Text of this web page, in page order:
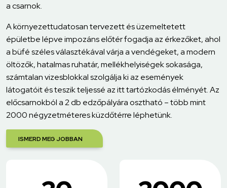
a csarnok.
A környezettudatosan tervezett és üzemeltetett
épületbe lépve impozáns előtér fogadja az érkezőket, ahol
a büfé széles választékával várja a vendégeket, a modern
öltözők, hatalmas ruhatár, mellékhelyiségek sokasága,
számtalan vizesblokkal szolgálja ki az események
látogatóit és teszik teljessé az itt tartózkodás élményét. Az
előcsarnokból a 2 db edzőpályára osztható – több mint
2000 négyzetméteres küzdőtérre léphetünk.
ISMERD MEG JOBBAN